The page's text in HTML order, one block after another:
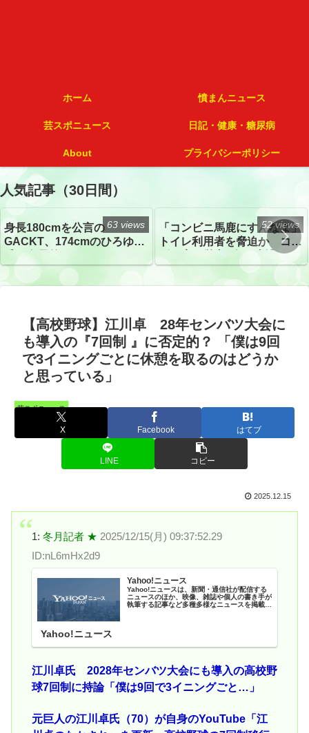
ホーム 憤まんニュース
芸スポニュース 日記・健康・糖尿病
About プライバシーポリシー
人気記事（30日間）
身長180cmを公言の
GACKT、174cmのひろゆき
トざわつき イベントでの写
真が話題
63 views
「コンビニ馬鹿にすんなよ」
トイレ利用者を脅迫か コン
52 views
【高校野球】江川卓 28年センバツ大会に
も導入の『7回制 』に否定的？ 「僕は9回
で3イニングごとに休憩を取るのはどうか
と思っている」
芸スポニュース
X Facebook はてブ
LINE コピー
2025.12.15
1: 冬月記者 ★ 2025/12/15(月) 09:37:52.29
ID:nL6mHx2d9
Yahoo!ニュース
Yahoo!ニュースは、新聞・通信社が配信する
ニュースのほか、映像、雑誌や個人の書き手が
執筆する記事など多種多様なニュースを掲載し
Yahoo!ニュース
江川卓氏 2028年センバツ大会にも導入の高校野
球7回制に持論「僕は9回で3イニングごと…」
元巨人の江川卓氏（70）が自身のYouTube「江